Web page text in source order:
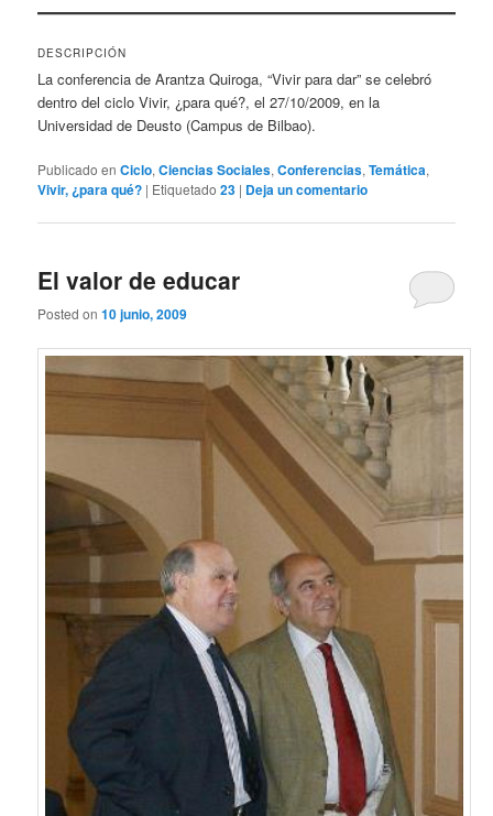
DESCRIPCIÓN
La conferencia de Arantza Quiroga, “Vivir para dar” se celebró
dentro del ciclo Vivir, ¿para qué?, el 27/10/2009, en la
Universidad de Deusto (Campus de Bilbao).
Publicado en Ciclo,Ciencias Sociales,Conferencias,Temática,
Vivir, ¿para qué? | Etiquetado 23 | Deja un comentario
El valor de educar
Posted on10 junio, 2009